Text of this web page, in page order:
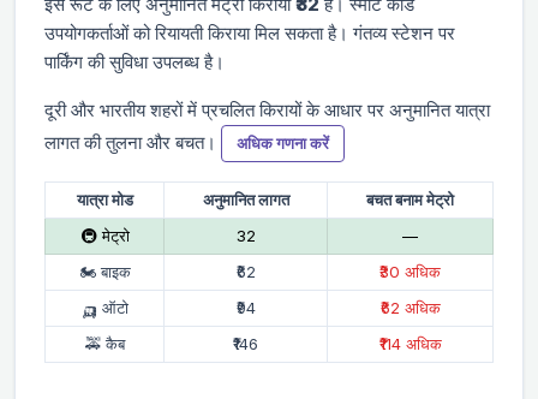
उपयोगकर्ताओं को रियायती किराया मिल सकता है। गंतव्य स्टेशन पर
पार्किंग की सुविधा उपलब्ध है।
दूरी और भारतीय शहरों में प्रचलित किरायों के आधार पर अनुमानित यात्रा
लागत की तुलना और बचत।
अधिक गणना करें
यात्रा मोड अनुमानित लागत
बचत बनाम मेट्रो
🚇 मेट्रो
₹32
—
🏍 बाइक
₹62
₹30 अधिक
🛺 ऑटो
₹94
₹62 अधिक
🚕 कैब
₹146 ₹114 अधिक